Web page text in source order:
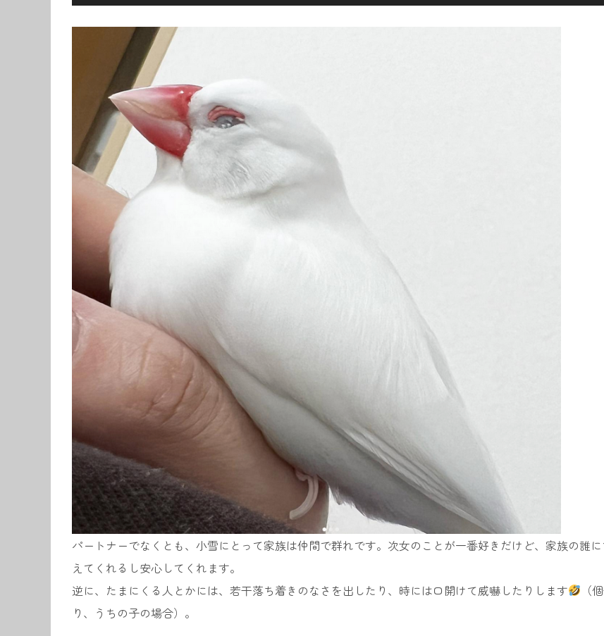
パートナーでなくとも、小雪にとって家族は仲間で群れです。次女のことが一番好きだけど、家族の誰
えてくれるし安心してくれます。
逆に、たまにくる人とかには、若干落ち着きのなさを出したり、時には口開けて威嚇したりします
（
り、うちの子の場合）。